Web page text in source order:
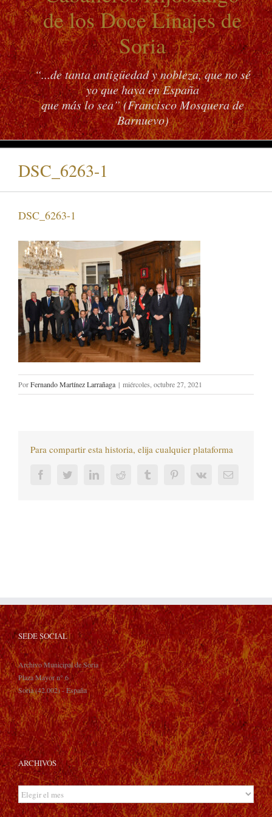
de los Doce Linajes de
Soria
“...de tanta antigüedad y nobleza, que no sé
yo que haya en España
que más lo sea” (Francisco Mosquera de
Barnuevo)
DSC_6263-1
DSC_6263-1
PorFernando Martínez Larrañaga | miércoles, octubre 27, 2021
Para compartir esta historia, elija cualquier plataforma
FacebookTwitterLinkedInReddit Tumblr PinterestVk
Correo
SEDE SOCIAL
Archivo Municipal de Soria
Plaza Mayor n° 6
Soria (42.002) - España
ARCHIVOS
Archivos